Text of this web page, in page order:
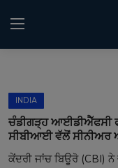
Home
INDIA
ਚੰਡੀਗੜ੍ਹ ਆਈਡੀਐੱਫਸੀ
ਸੀਬੀਆਈ ਵੱਲੋਂ ਸੀਨੀਅਰ
ਕੇਂਦਰੀ ਜਾਂਚ ਬਿਊਰੋ (CBI)